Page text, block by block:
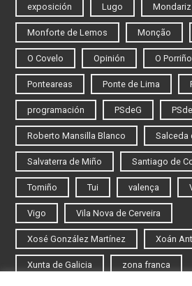
exposición Lugo Mondariz
Monforte de Lemos Monção
O Covelo Opinión O Porriño
Ponteareas Ponte de Lima
programación PSdeG
Roberto Mansilla Blanco Salceda
Salvaterra de Miño Santiago de
Tomiño Tui valença
Vigo Vila Nova de Cerveira
Xosé González Martínez Xoán
Xunta de Galicia zona franca